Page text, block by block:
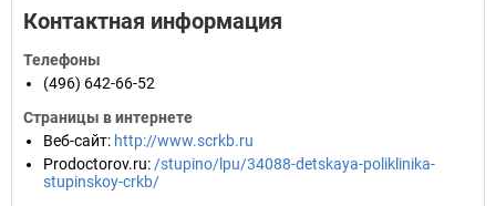
Контактная информация
Телефоны
(496) 642-66-52
Страницы в интернете
Веб-сайт: http://www.scrkb.ru
Prodoctorov.ru: /stupino/lpu/34088-detskaya-poliklinika-
stupinskoy-crkb/